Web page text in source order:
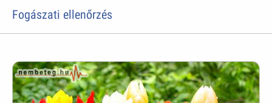
Fogászati ellenőrzés